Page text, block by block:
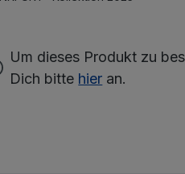
Um dieses Produkt zu
Dich bitte hier an.